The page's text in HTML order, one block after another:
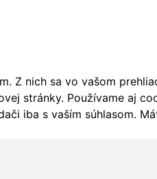
Z nich sa vo vašom
stránky. Používame aj
iba s vaším súhlasom.